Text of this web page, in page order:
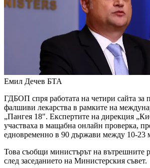
Емил Дечев БТА
ГДБОП спря работата на четири сайта за
фалшиви лекарства в рамките на
„Пангея 18". Експертите на дирекция
участваха в мащабна онлайн проверка,
едновременно в 90 държави между 10-23
Това съобщи министърът на вътрешните
след заседанието на Министерския съвет.